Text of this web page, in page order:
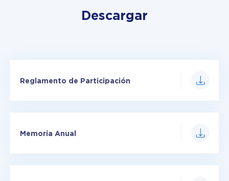
Descargar
Reglamento de Participación
Memoria Anual